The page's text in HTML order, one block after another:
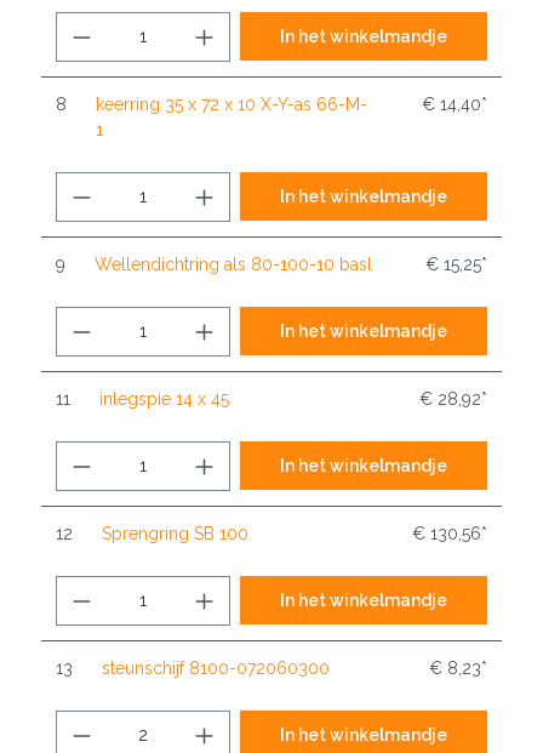
In het winkelmandje
8
keerring 35 x 72 x 10 X-Y-as 66-M-
1
€ 14,40*
In het winkelmandje
9 Wellendichtring als 80-100-10 basl € 15,25*
In het winkelmandje
11 inlegspie 14 x 45 € 28,92*
In het winkelmandje
12 Sprengring SB 100 € 130,56*
In het winkelmandje
13 steunschijf 8100-072060300 € 8,23*
In het winkelmandje